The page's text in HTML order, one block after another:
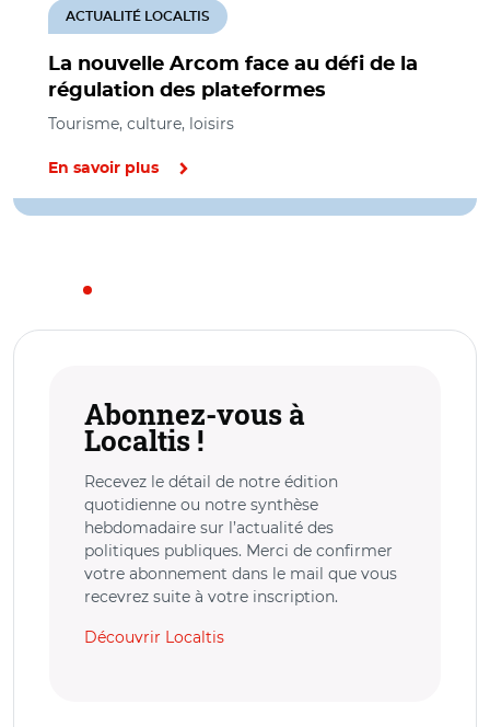
La nouvelle Arcom face au défi de la
régulation des plateformes
ACTUALITÉ LOCALTIS
Tourisme, culture, loisirs
En savoir plus
Abonnez-vous à
Localtis !
Recevez le détail de notre édition
quotidienne ou notre synthèse
hebdomadaire sur l’actualité des
politiques publiques. Merci de confirmer
votre abonnement dans le mail que vous
recevrez suite à votre inscription.
Découvrir Localtis